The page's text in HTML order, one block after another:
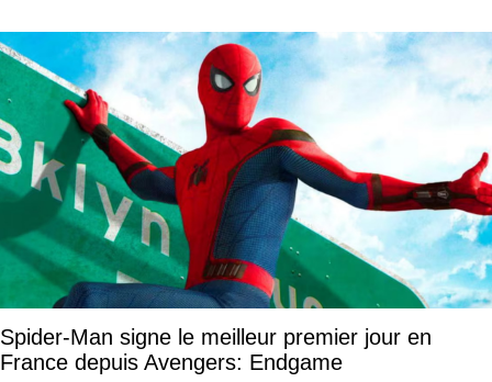
Spider-Man signe le meilleur premier jour en
France depuis Avengers: Endgame